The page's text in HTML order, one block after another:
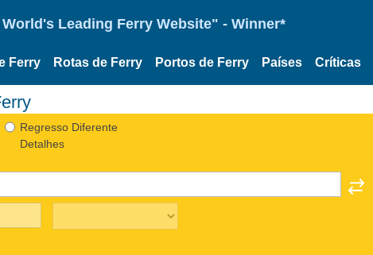
Leading Ferry Website" - Winner*
Ferry Rotas de Ferry Portos de Ferry Países Críticas
Regresso Diferente
Detalhes